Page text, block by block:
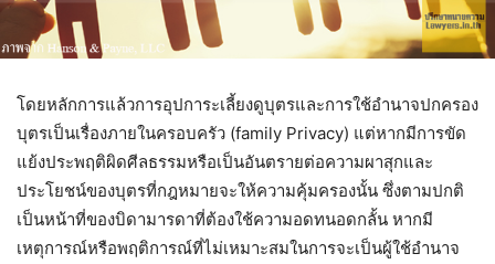
โดยหลักการแล้วการอุปการะเลี้ยงดูบุตรและการใช้อำนาจปกครอง
บุตรเป็นเรื่องภายในครอบครัว (family Privacy) แต่หากมีการขัด
แย้งประพฤติผิดศีลธรรมหรือเป็นอันตรายต่อความผาสุกและ
ประโยชน์ของบุตรที่กฎหมายจะให้ความคุ้มครองนั้น ซึ่งตามปกติ
เป็นหน้าที่ของบิดามารดาที่ต้องใช้ความอดทนอดกลั้น หากมี
เหตุการณ์หรือพฤติการณ์ที่ไม่เหมาะสมในการจะเป็นผู้ใช้อำนาจ